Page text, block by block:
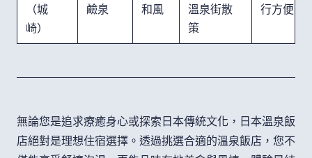
（城
崎）
鹼泉
和風
溫泉街散
策
行方便
無論您是追求療癒身心或探索日本傳統文化，日本溫泉飯
店絕對是理想住宿選擇。透過挑選合適的溫泉飯店，您不